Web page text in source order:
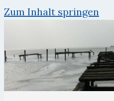
Zum Inhalt springen